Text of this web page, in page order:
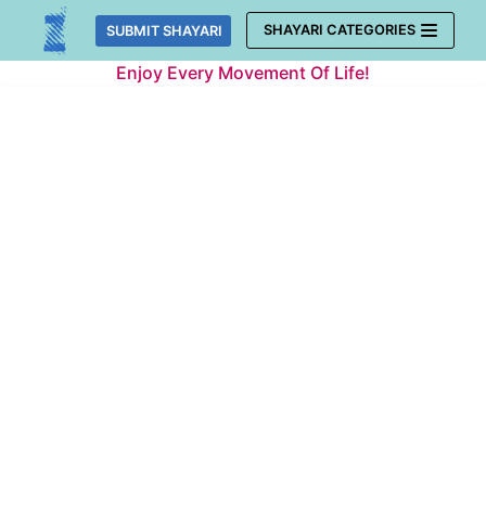
Skip
SUBMIT SHAYARI SHAYARI CATEGORIES
Enjoy Every Movement Of Life!